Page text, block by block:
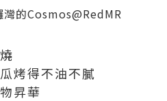
烤得不油不膩
昇華